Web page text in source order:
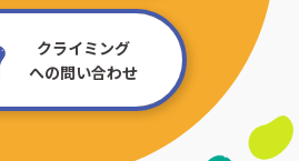
クライミング
への問い合わせ